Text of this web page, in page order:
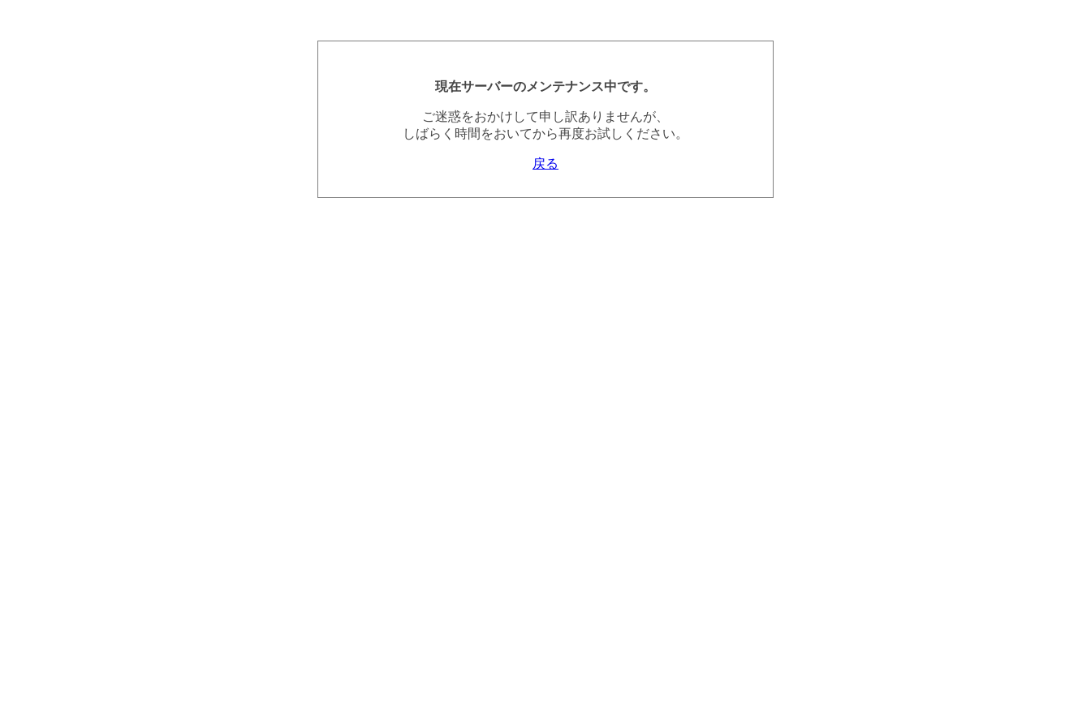
現在サーバーのメンテナンス中です。
ご迷惑をおかけして申し訳ありませんが、
しばらく時間をおいてから再度お試しください。
戻る